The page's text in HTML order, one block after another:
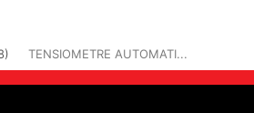
TENSIOMETRE AUTOMATI...